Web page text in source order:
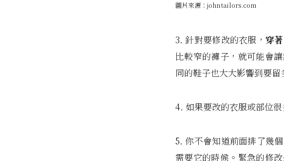
圖片來源：johntailors.com
3. 針對要修改的衣服，穿
比較窄的褲子，就可能會
同的鞋子也大大影響到要留
4. 如果要改的衣服或部位很
5. 你不會知道前面排了幾
需要它的時候。緊急的修